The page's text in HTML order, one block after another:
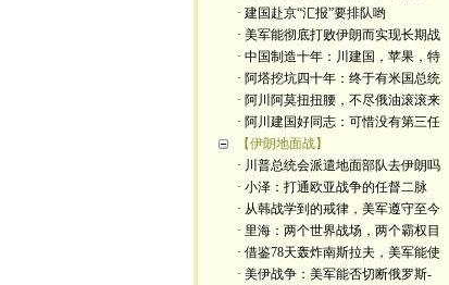
· 建国赴京“汇报”要排队哟
· 美军能彻底打败伊朗而实现长期战
· 中国制造十年：川建国，苹果，特
· 阿塔挖坑四十年：终于有米国总统
· 阿川阿莫扭扭腰，不尽俄油滚滚来
· 阿川建国好同志：可惜没有第三任
【伊朗地面战】
· 川普总统会派遣地面部队去伊朗吗
· 小泽：打通欧亚战争的任督二脉
· 从韩战学到的戒律，美军遵守至今
· 里海：两个世界战场，两个霸权目
· 借鉴78天轰炸南斯拉夫，美军能使
· 美伊战争：美军能否切断俄罗斯-